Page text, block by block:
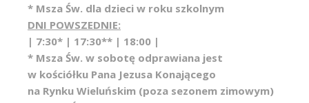
* Msza Św. dla dzieci w roku szkolnym
DNI POWSZEDNIE:
| 7:30* | 17:30** | 18:00 |
* Msza Św. w sobotę odprawiana jest
w kościółku Pana Jezusa Konającego
na Rynku Wieluńskim (poza sezonem zimowym)